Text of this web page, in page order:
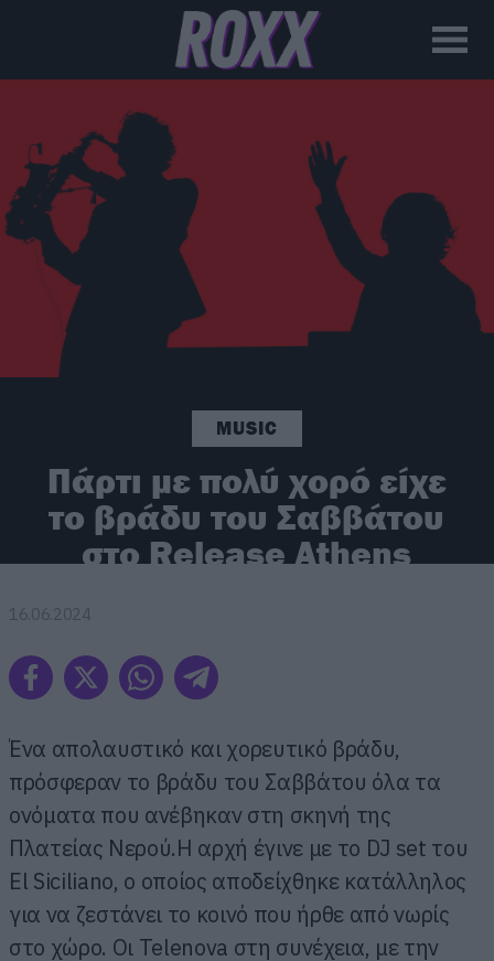
MUSIC
Πάρτι με πολύ χορό είχε
το βράδυ του Σαββάτου
στο Release Athens
16.06.2024
Ένα απολαυστικό και χορευτικό βράδυ,
πρόσφεραν το βράδυ του Σαββάτου όλα τα
ονόματα που ανέβηκαν στη σκηνή της
Πλατείας Νερού.Η αρχή έγινε με το DJ set του
El Siciliano, ο οποίος αποδείχθηκε κατάλληλος
για να ζεστάνει το κοινό που ήρθε από νωρίς
στο χώρο. Οι Telenova στη συνέχεια, με την